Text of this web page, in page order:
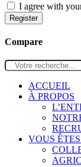
I agree with
Register
Compare
ACCUEIL
À PROPOS
VOUS